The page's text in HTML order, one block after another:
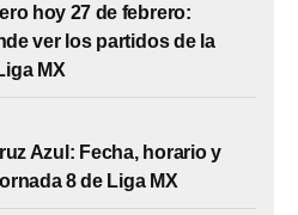
hoy 27 de febrero:
ver los partidos de la
MX
Azul: Fecha, horario y
8 de Liga MX